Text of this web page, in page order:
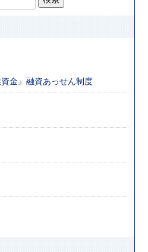
資金』融資あっせん制度